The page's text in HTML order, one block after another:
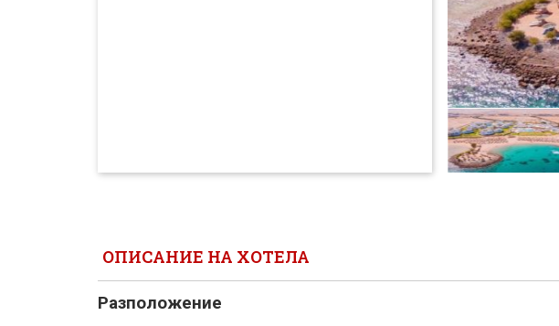
ОПИСАНИЕ НА ХОТЕЛА
Разположение